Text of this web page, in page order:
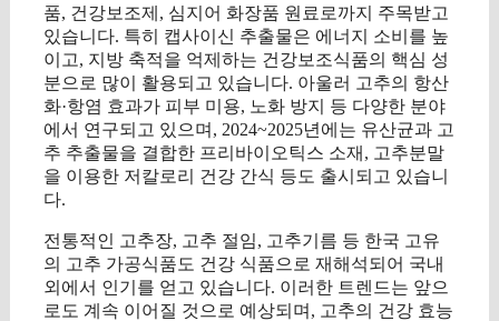
품, 건강보조제, 심지어 화장품 원료로까지 주목받고
있습니다. 특히 캡사이신 추출물은 에너지 소비를 높
이고, 지방 축적을 억제하는 건강보조식품의 핵심 성
분으로 많이 활용되고 있습니다. 아울러 고추의 항산
화·항염 효과가 피부 미용, 노화 방지 등 다양한 분야
에서 연구되고 있으며, 2024~2025년에는 유산균과 고
추 추출물을 결합한 프리바이오틱스 소재, 고추분말
을 이용한 저칼로리 건강 간식 등도 출시되고 있습니
다.
전통적인 고추장, 고추 절임, 고추기름 등 한국 고유
의 고추 가공식품도 건강 식품으로 재해석되어 국내
외에서 인기를 얻고 있습니다. 이러한 트렌드는 앞으
로도 계속 이어질 것으로 예상되며, 고추의 건강 효능